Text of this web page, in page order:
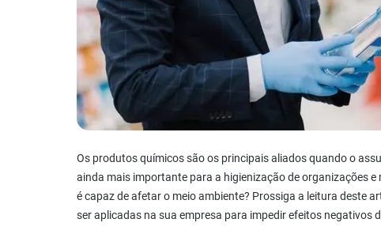
Os produtos químicos são os principais aliados quando o
ainda mais importante para a higienização de organizações
é capaz de afetar o meio ambiente? Prossiga a leitura deste
ser aplicadas na sua empresa para impedir efeitos negativos